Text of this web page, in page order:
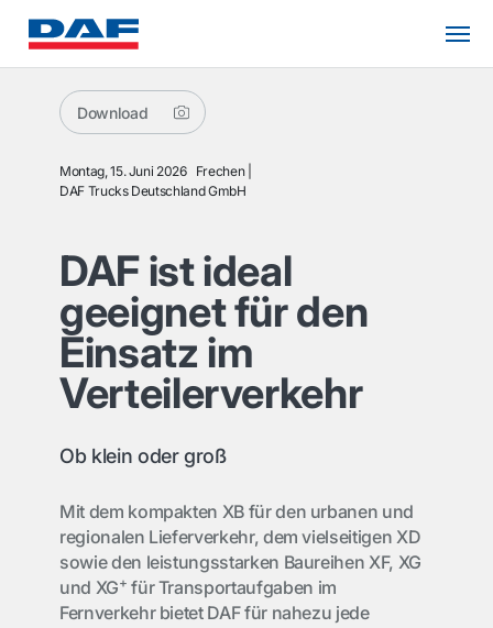
Download
Montag, 15. Juni 2026
Frechen
DAF Trucks Deutschland GmbH
DAF ist ideal
geeignet für den
Einsatz im
Verteilerverkehr
Ob klein oder groß
Mit dem kompakten XB für den urbanen und
regionalen Lieferverkehr, dem vielseitigen XD
sowie den leistungsstarken Baureihen XF, XG
und XG+ für Transportaufgaben im
Fernverkehr bietet DAF für nahezu jede